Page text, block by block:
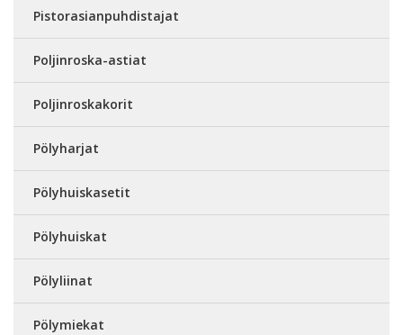
Pistorasianpuhdistajat
Poljinroska-astiat
Poljinroskakorit
Pölyharjat
Pölyhuiskasetit
Pölyhuiskat
Pölyliinat
Pölymiekat